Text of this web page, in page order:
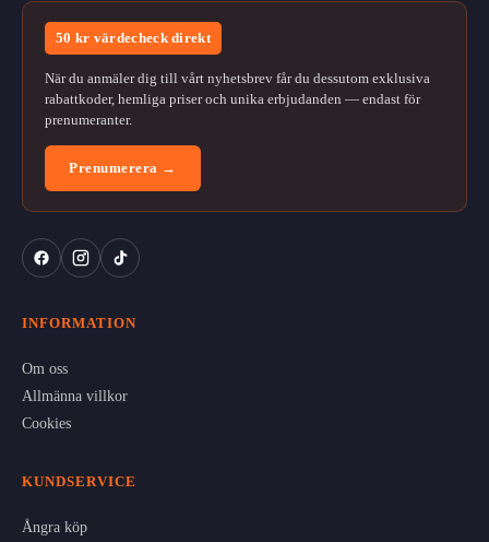
50 kr värdecheck direkt
När du anmäler dig till vårt nyhetsbrev får du dessutom exklusiva
rabattkoder, hemliga priser och unika erbjudanden — endast för
prenumeranter.
Prenumerera →
INFORMATION
Om oss
Allmänna villkor
Cookies
KUNDSERVICE
Ångra köp